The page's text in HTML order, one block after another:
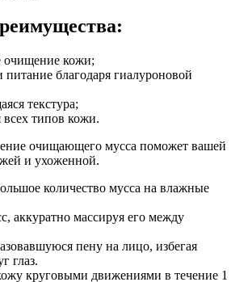
очищение кожи;
благодаря гиалуроновой
текстура;
типов кожи.
очищающего мусса поможет вашей
и ухоженной.
количество мусса на влажные
аккуратно массируя его между
пену на лицо, избегая
глаз.
круговыми движениями в течение 1